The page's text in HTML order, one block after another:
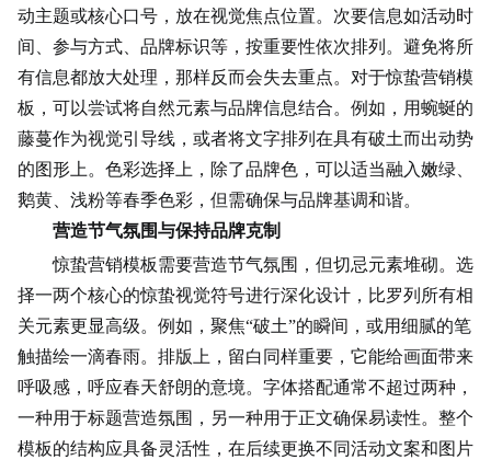
动主题或核心口号，放在视觉焦点位置。次要信息如活动时
间、参与方式、品牌标识等，按重要性依次排列。避免将所
有信息都放大处理，那样反而会失去重点。对于惊蛰营销模
板，可以尝试将自然元素与品牌信息结合。例如，用蜿蜒的
藤蔓作为视觉引导线，或者将文字排列在具有破土而出动势
的图形上。色彩选择上，除了品牌色，可以适当融入嫩绿、
鹅黄、浅粉等春季色彩，但需确保与品牌基调和谐。
营造节气氛围与保持品牌克制
惊蛰营销模板需要营造节气氛围，但切忌元素堆砌。选
择一两个核心的惊蛰视觉符号进行深化设计，比罗列所有相
关元素更显高级。例如，聚焦“破土”的瞬间，或用细腻的笔
触描绘一滴春雨。排版上，留白同样重要，它能给画面带来
呼吸感，呼应春天舒朗的意境。字体搭配通常不超过两种，
一种用于标题营造氛围，另一种用于正文确保易读性。整个
模板的结构应具备灵活性，在后续更换不同活动文案和图片